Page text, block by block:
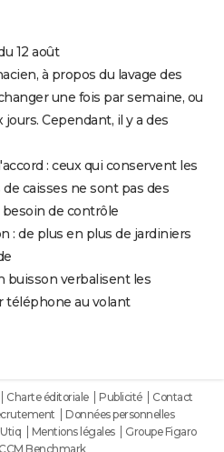
12 août
à propos du lavage des
une fois par semaine, ou
Cependant, il y a des
: ceux qui conservent les
caisses ne sont pas des
de contrôle
: de plus en plus de jardiniers
buisson verbalisent les
téléphone au volant
Charte éditoriale Publicité
Contact
Données personnelles
Mentions légales
Groupe Figaro
Benchmark